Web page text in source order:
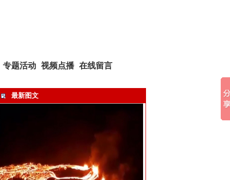
专题活动 视频点播 在线留言
最新图文